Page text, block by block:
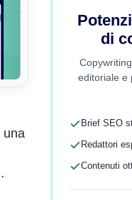
LE IA
SEO ONLINE
I nostri
strategia di
SEO
blog e risorse per
una
di
editoriale e
Brief SEO
Redattori
Contenuti